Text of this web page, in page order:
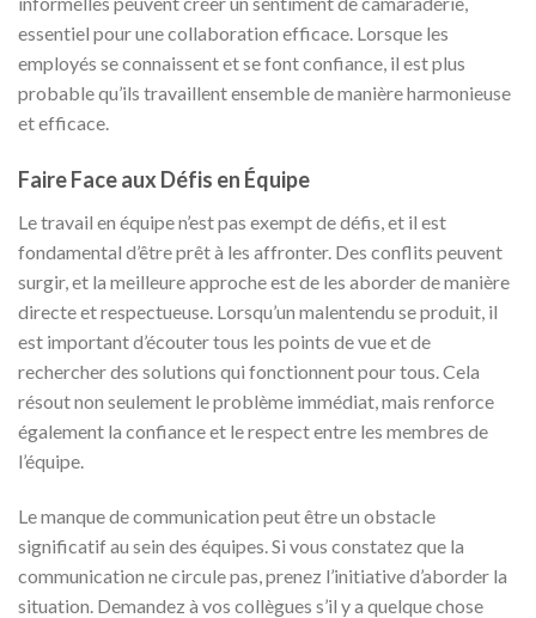
essentiel pour une collaboration efficace. Lorsque les
employés se connaissent et se font confiance, il est plus
probable qu’ils travaillent ensemble de manière harmonieuse
et efficace.
Faire Face aux Défis en Équipe
Le travail en équipe n’est pas exempt de défis, et il est
fondamental d’être prêt à les affronter. Des conflits peuvent
surgir, et la meilleure approche est de les aborder de manière
directe et respectueuse. Lorsqu’un malentendu se produit, il
est important d’écouter tous les points de vue et de
rechercher des solutions qui fonctionnent pour tous. Cela
résout non seulement le problème immédiat, mais renforce
également la confiance et le respect entre les membres de
l’équipe.
Le manque de communication peut être un obstacle
significatif au sein des équipes. Si vous constatez que la
communication ne circule pas, prenez l’initiative d’aborder la
situation. Demandez à vos collègues s’il y a quelque chose